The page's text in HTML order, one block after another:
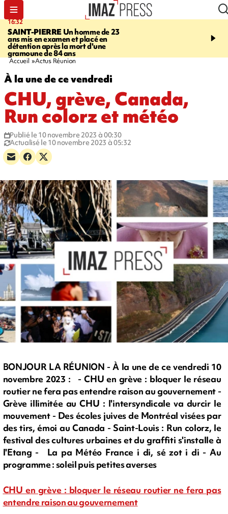
16:32
SAINT-PIERREUn homme de 23
ans mis en examen et placé en
détention après la mort d'une
gramoune de 84 ans
21:08
et Turquie scellent un
Accueil Actus Réunion
À la une de ce vendredi
CHU, grève, Canada,
Run colorz et météo
Publié le 10 novembre 2023 à 00:30
Actualisé le 10 novembre 2023 à 05:32
BONJOUR LA RÉUNION - À la une de ce vendredi 10
novembre 2023 : - CHU en grève : bloquer le réseau
routier ne fera pas entendre raison au gouvernement -
Grève illimitée au CHU : l'intersyndicale va durcir le
mouvement - Des écoles juives de Montréal visées par
des tirs, émoi au Canada - Saint-Louis : Run colorz, le
festival des cultures urbaines et du graffiti s'installe à
l'Etang - La pa Météo France i di, sé zot i di - Au
programme : soleil puis petites averses
CHU en grève : bloquer le réseau routier ne fera pas
entendre raison au gouvernement